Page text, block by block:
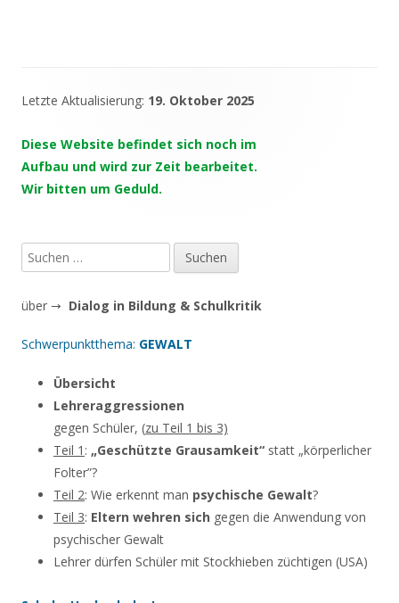
Haupt-
Seitenleiste
Letzte Aktualisierung: 19. Oktober 2025
Diese Website befindet sich noch im
Aufbau und wird zur Zeit bearbeitet.
Wir bitten um Geduld.
Suchen
nach:
über → Dialog in Bildung & Schulkritik
Schwerpunktthema: GEWALT
Übersicht
Lehreraggressionen
gegen Schüler, (zu Teil 1 bis 3)
Teil 1 : „Geschützte Grausamkeit“ statt „körperlicher
Folter”?
Teil 2: Wie erkennt man psychische Gewalt?
Teil 3: Eltern wehren sich gegen die Anwendung von
psychischer Gewalt
Lehrer dürfen Schüler mit Stockhieben züchtigen (USA)